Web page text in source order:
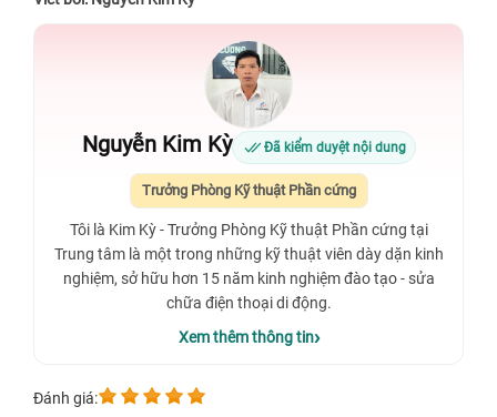
Nguyễn Kim Kỳ Đã kiểm duyệt nội dung
Trưởng Phòng Kỹ thuật Phần cứng
Tôi là Kim Kỳ - Trưởng Phòng Kỹ thuật Phần cứng tại
Trung tâm là một trong những kỹ thuật viên dày dặn kinh
nghiệm, sở hữu hơn 15 năm kinh nghiệm đào tạo - sửa
chữa điện thoại di động.
Xem thêm thông tin
Đánh giá: